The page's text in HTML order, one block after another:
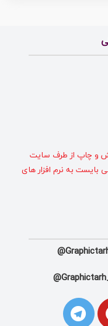
و چاپ از طرف سایت
بایست به نرم افزار های